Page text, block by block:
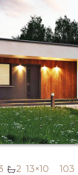
2 13×10
103